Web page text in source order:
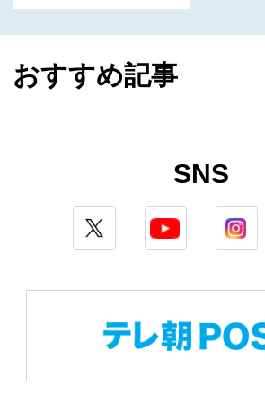
おすすめ記事
SNS
twitter youtube